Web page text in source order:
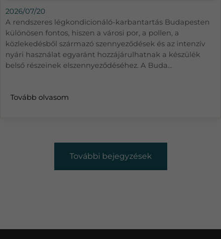
2026/07/20
A rendszeres légkondicionáló-karbantartás Budapesten
különösen fontos, hiszen a városi por, a pollen, a
közlekedésből származó szennyeződések és az intenzív
nyári használat egyaránt hozzájárulhatnak a készülék
belső részeinek elszennyeződéséhez. A Buda...
Tovább olvasom
További bejegyzések